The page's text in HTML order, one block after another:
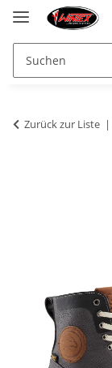
Zurück zur Liste